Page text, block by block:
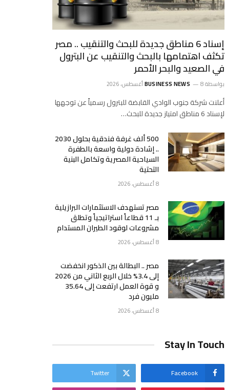
إسناد 6 مناطق جديدة للبحث والتنقيب .. مصر
تكثف اهتمامها بالبحث والتنقيب عن البترول
في الصعيد والبحر الأحمر
بواسطة BUSINESS NEWS 8 أغسطس، 2026
أعلنت شركة جنوب الوادي القابضة للبترول رسمياً عن توجهها
لإسناد 6 مناطق امتياز جديدة للبحث…
500 ألف غرفة فندقية بحلول 2030
.. إشادة دولية واسعة بالطفرة
السياحية المصرية وتكامل البنية
التحتية
8 أغسطس، 2026
مصر تستهدف الاستثمارات البرازيلية
بـ 11 قطاعاً استراتيجياً وتطلق
مشروعات لوقود الطيران المستدام
8 أغسطس، 2026
مصر .. البطالة بين الذكور انخفضت
إلى 3.4% خلال الربع الثاني من 2026
و قوة العمل ارتفعت إلى 35.64
مليون فرد
8 أغسطس، 2026
Stay In Touch
Facebook
Twitter